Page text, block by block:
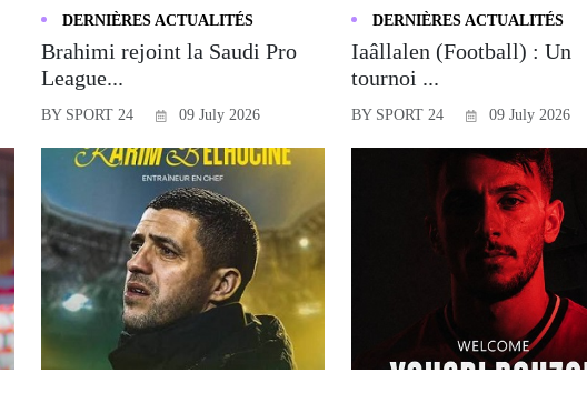
DERNIÈRES ACTUALITÉS
Brahimi rejoint la Saudi Pro
League...
BY SPORT 24 09 July 2026
DERNIÈRES ACTUALITÉS
Iaâllalen (Football) : Un
tournoi ...
BY SPORT 24 09 July 2026